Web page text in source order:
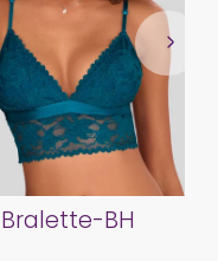
Bralette-BH